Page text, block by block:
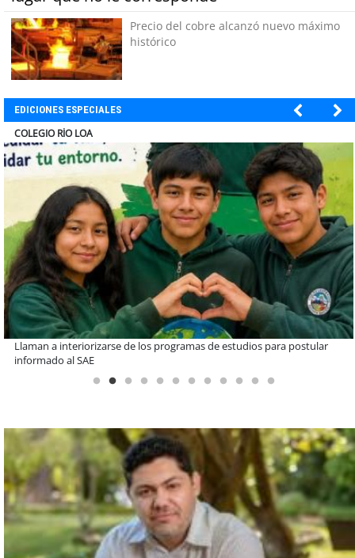
Precio del cobre alcanzó nuevo máximo
histórico
EDICIONES ESPECIALES
EL ABRA
De una cocina familiar a un equipo de 10 personas: el crecimiento de
Inkillay apoyado por Minera El Abra